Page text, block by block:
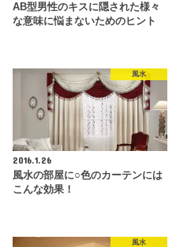
AB型男性のキスに隠された様々
な意味に悩まないためのヒント
風水
2016.1.26
風水の部屋に○色のカーテンには
こんな効果！
風水